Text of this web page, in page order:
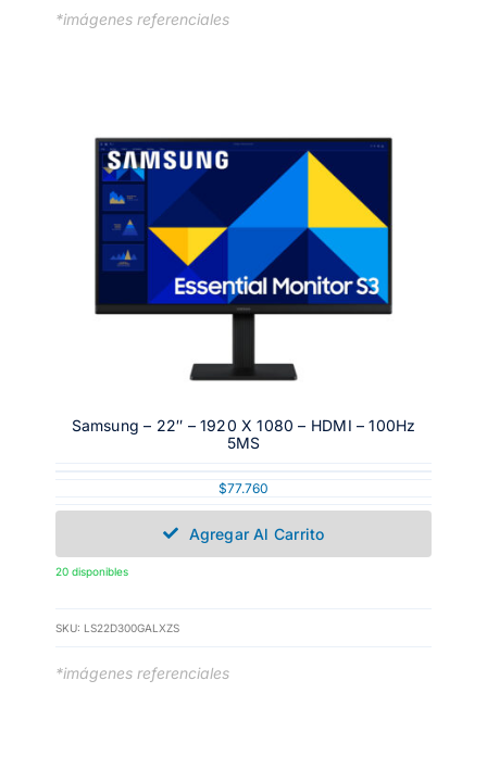
*imágenes referenciales
Samsung – 22″ – 1920 X 1080 – HDMI – 100Hz
5MS
$77.760
Agregar Al Carrito
20 disponibles
SKU: LS22D300GALXZS
*imágenes referenciales